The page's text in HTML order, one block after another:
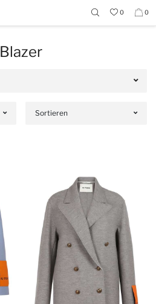
0 0
Blazer
Sortieren